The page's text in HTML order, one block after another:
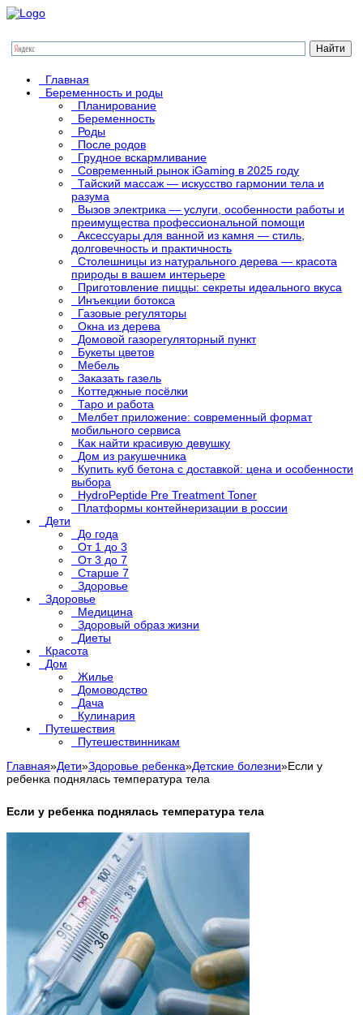
Главная
Беременность и роды
Планирование
Беременность
Роды
После родов
Грудное вскармливание
Современный рынок iGaming в 2025 году
Тайский массаж — искусство гармонии тела и
разума
Вызов электрика — услуги, особенности работы и
преимущества профессиональной помощи
Аксессуары для ванной из камня — стиль,
долговечность и практичность
Столешницы из натурального дерева — красота
природы в вашем интерьере
Приготовление пиццы: секреты идеального вкуса
Инъекции ботокса
Газовые регуляторы
Окна из дерева
Домовой газорегуляторный пункт
Букеты цветов
Мебель
Заказать газель
Коттеджные посёлки
Таро и работа
Мелбет приложение: современный формат
мобильного сервиса
Как найти красивую девушку
Дом из ракушечника
Купить куб бетона с доставкой: цена и особенности
выбора
HydroPeptide Pre Treatment Toner
Платформы контейнеризации в россии
Дети
До года
От 1 до 3
От 3 до 7
Старше 7
Здоровье
Здоровье
Медицина
Здоровый образ жизни
Диеты
Красота
Дом
Жилье
Домоводство
Дача
Кулинария
Путешествия
Путешествинникам
Главная»Дети»Здоровье ребенка»Детские болезни»Если у
ребенка поднялась температура тела
Если у ребенка поднялась температура тела